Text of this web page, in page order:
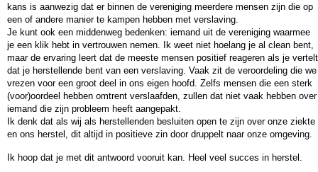
kans is aanwezig dat er binnen de vereniging meerdere mensen zijn die op
een of andere manier te kampen hebben met verslaving.
Je kunt ook een middenweg bedenken: iemand uit de vereniging waarmee
je een klik hebt in vertrouwen nemen. Ik weet niet hoelang je al clean bent,
maar de ervaring leert dat de meeste mensen positief reageren als je vertelt
dat je herstellende bent van een verslaving. Vaak zit de veroordeling die we
vrezen voor een groot deel in ons eigen hoofd. Zelfs mensen die een sterk
(voor)oordeel hebben omtrent verslaafden, zullen dat niet vaak hebben over
iemand die zijn probleem heeft aangepakt.
Ik denk dat als wij als herstellenden besluiten open te zijn over onze ziekte
en ons herstel, dit altijd in positieve zin door druppelt naar onze omgeving.
Ik hoop dat je met dit antwoord vooruit kan. Heel veel succes in herstel.